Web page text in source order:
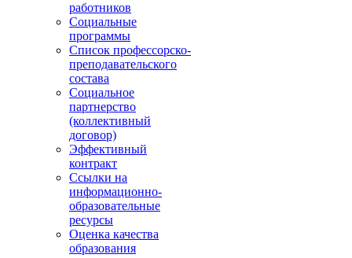
работников
Социальные
программы
Список профессорско-
преподавательского
состава
Социальное
партнерство
(коллективный
договор)
Эффективный
контракт
Ссылки на
информационно-
образовательные
ресурсы
Оценка качества
образования